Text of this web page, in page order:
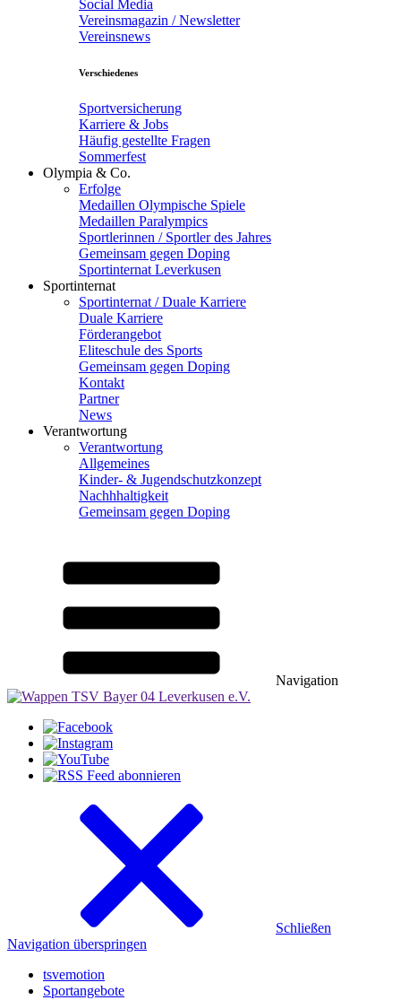
Social Media
Vereinsmagazin / Newsletter
Vereinsnews
Verschiedenes
Sportversicherung
Karriere & Jobs
Häufig gestellte Fragen
Sommerfest
Olympia & Co.
Erfolge
Medaillen Olympische Spiele
Medaillen Paralympics
Sportlerinnen / Sportler des Jahres
Gemeinsam gegen Doping
Sportinternat Leverkusen
Sportinternat
Sportinternat / Duale Karriere
Duale Karriere
Förderangebot
Eliteschule des Sports
Gemeinsam gegen Doping
Kontakt
Partner
News
Verantwortung
Verantwortung
Allgemeines
Kinder- & Jugendschutzkonzept
Nachhhaltigkeit
Gemeinsam gegen Doping
Navigation
Schließen
Navigation überspringen
tsvemotion
Sportangebote